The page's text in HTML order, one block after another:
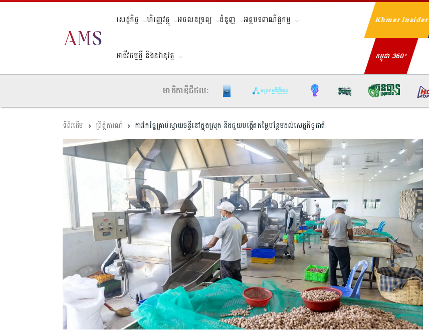
សេដ្ឋកិច្ច ហិរញ្ញវត្ថុ អចលនទ្រព្យ ជំនួញ អត្ថបទពាណិជ្ជកម្ម
អាជីវកម្មថ្មី និងនវានុវត្ត
Khmer Insider
កម្ពុជា 360°
មាតិកាឌីជីថល:
ព្រឹត្តិការណ៍ ការកែច្នៃគ្រាប់ស្វាយចន្ទីនៅក្នុងស្រុក នឹងជួយបង្កើតតម្លៃបន្ថែមដល់សេដ្ឋកិច្ចជាតិ